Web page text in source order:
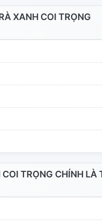
XANH COI TRỌNG
TRỌNG CHÍNH LÀ